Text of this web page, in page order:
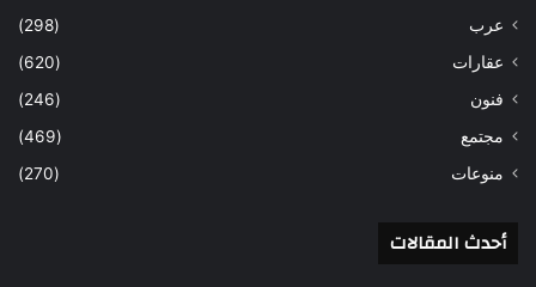
عرب
(298)
عقارات
(620)
فنون
(246)
مجتمع
(469)
منوعات
(270)
أحدث المقالات